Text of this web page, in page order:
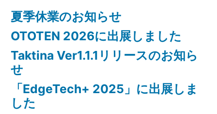
夏季休業のお知らせ
OTOTEN 2026に出展しました
Taktina Ver1.1.1リリースのお知ら
せ
「EdgeTech+ 2025」に出展しま
した